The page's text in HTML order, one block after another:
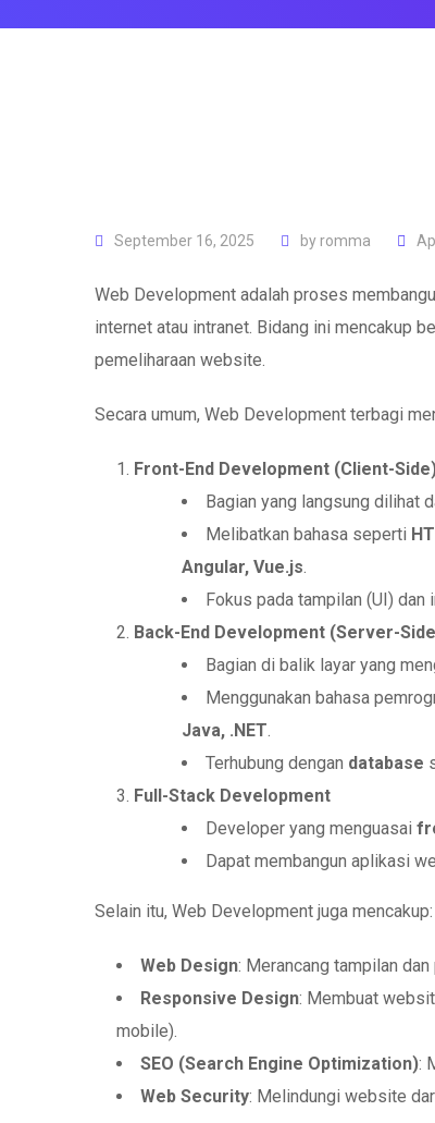
September 16, 2025 by romma
Web Development adalah proses
internet atau intranet. Bidang ini mencakup
pemeliharaan website.
Secara umum, Web Development terbagi
Front-End Development (Client-
Bagian yang langsung dilihat
Melibatkan bahasa seperti
Angular, Vue.js.
Fokus pada tampilan (UI) dan
Back-End Development (Server-
Bagian di balik layar yang
Menggunakan bahasa
Java, .NET.
Terhubung dengan database
Full-Stack Development
Developer yang menguasai
Dapat membangun aplikasi
Selain itu, Web Development juga mencakup:
Web Design: Merancang tampilan
Responsive Design: Membuat
mobile).
SEO (Search Engine Optimization):
Web Security: Melindungi website